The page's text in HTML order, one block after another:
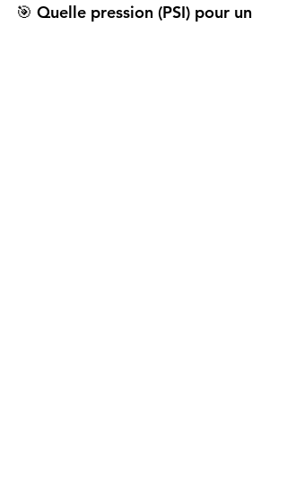
🎯 Quelle pression (PSI) pour un